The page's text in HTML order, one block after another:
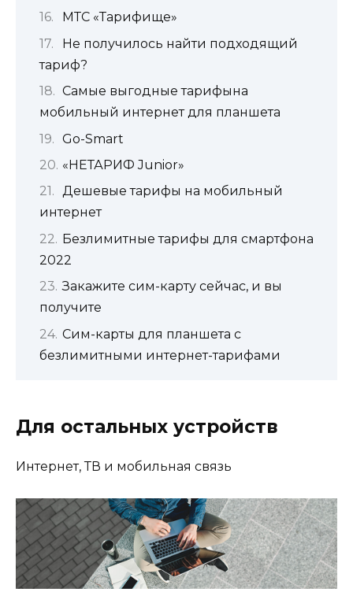
МТС «Тарифище»
Не получилось найти подходящий
тариф?
Самые выгодные тарифына
мобильный интернет для планшета
Go-Smart
«НЕТАРИФ Junior»
Дешевые тарифы на мобильный
интернет
Безлимитные тарифы для смартфона
2022
Закажите сим-карту сейчас, и вы
получите
Сим-карты для планшета с
безлимитными интернет-тарифами
Для остальных устройств
Интернет, ТВ и мобильная связь